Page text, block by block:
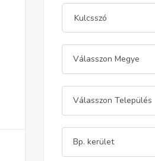
Válasszon Megye
Válasszon Település
Bp. kerület